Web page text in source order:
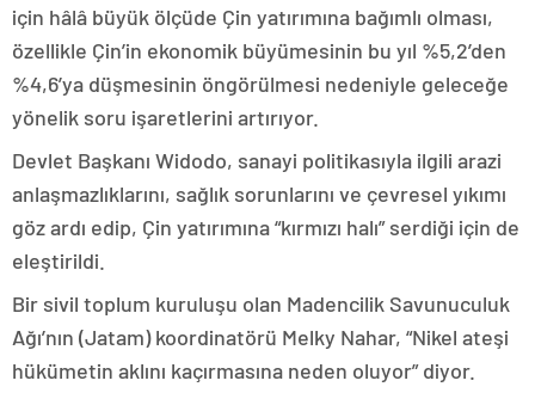
için hâlâ büyük ölçüde Çin yatırımına bağımlı olması,
özellikle Çin’in ekonomik büyümesinin bu yıl %5,2’den
%4,6’ya düşmesinin öngörülmesi nedeniyle geleceğe
yönelik soru işaretlerini artırıyor.
Devlet Başkanı Widodo, sanayi politikasıyla ilgili arazi
anlaşmazlıklarını, sağlık sorunlarını ve çevresel yıkımı
göz ardı edip, Çin yatırımına “kırmızı halı” serdiği için de
eleştirildi.
Bir sivil toplum kuruluşu olan Madencilik Savunuculuk
Ağı’nın (Jatam) koordinatörü Melky Nahar, “Nikel ateşi
hükümetin aklını kaçırmasına neden oluyor” diyor.